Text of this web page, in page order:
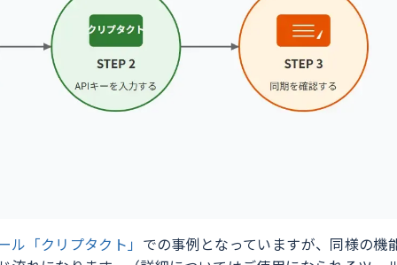
ル「クリプタクト」 での事例となっていますが、同様の機